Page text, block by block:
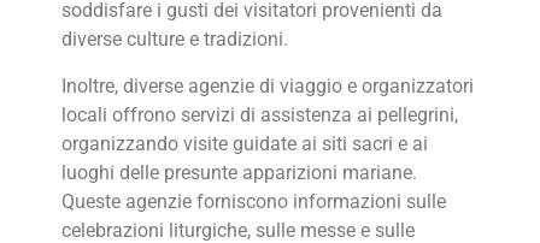
soddisfare i gusti dei visitatori provenienti da
diverse culture e tradizioni.
Inoltre, diverse agenzie di viaggio e organizzatori
locali offrono servizi di assistenza ai pellegrini,
organizzando visite guidate ai siti sacri e ai
luoghi delle presunte apparizioni mariane.
Queste agenzie forniscono informazioni sulle
celebrazioni liturgiche, sulle messe e sulle